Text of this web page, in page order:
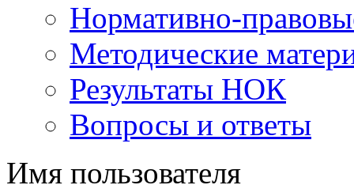
Нормативно-
Методические
Результаты НОК
Вопросы и ответы
Имя пользователя